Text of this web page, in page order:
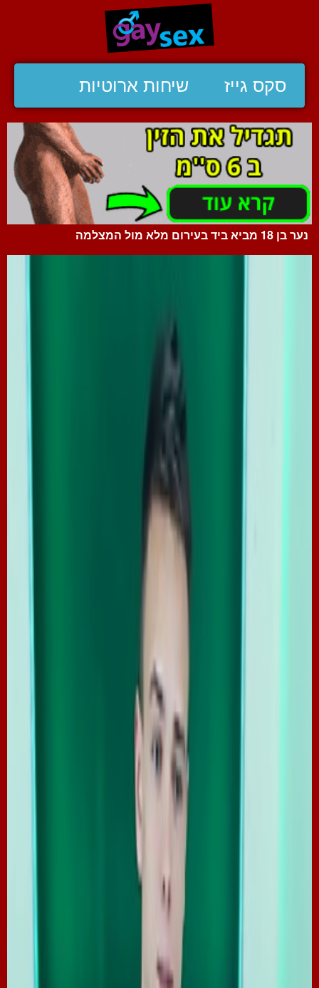
סקס גייז שיחות ארוטיות
נער בן 18 מביא ביד בעירום מלא מול המצלמה